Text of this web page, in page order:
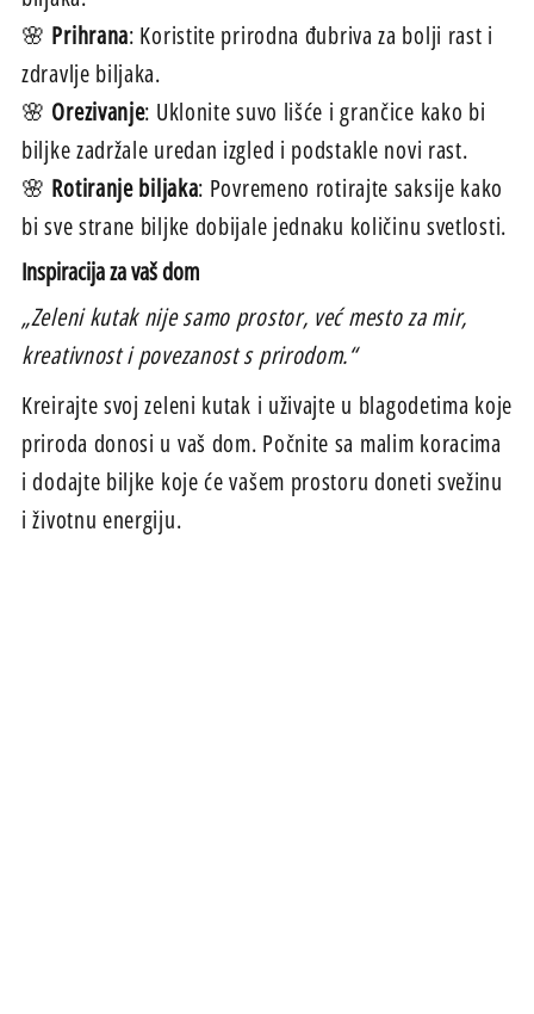
🌸 Prihrana: Koristite prirodna đubriva za bolji rast i
zdravlje biljaka.
🌸 Orezivanje: Uklonite suvo lišće i grančice kako bi
biljke zadržale uredan izgled i podstakle novi rast.
🌸 Rotiranje biljaka: Povremeno rotirajte saksije kako
bi sve strane biljke dobijale jednaku količinu svetlosti.
Inspiracija za vaš dom
„Zeleni kutak nije samo prostor, već mesto za mir,
kreativnost i povezanost s prirodom.“
Kreirajte svoj zeleni kutak i uživajte u blagodetima koje
priroda donosi u vaš dom. Počnite sa malim koracima
i dodajte biljke koje će vašem prostoru doneti svežinu
i životnu energiju.